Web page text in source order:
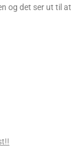
og det ser ut til at